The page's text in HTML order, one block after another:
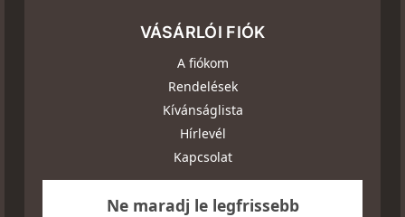
VÁSÁRLÓI FIÓK
A fiókom
Rendelések
Kívánságlista
Hírlevél
Kapcsolat
Ne maradj le legfrissebb